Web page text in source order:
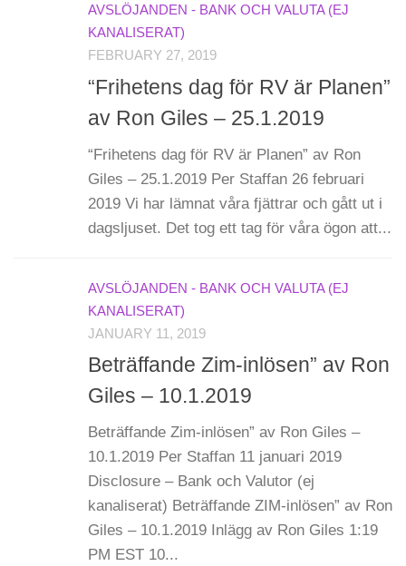
AVSLÖJANDEN - BANK OCH VALUTA (EJ
KANALISERAT)
FEBRUARY 27, 2019
“Frihetens dag för RV är Planen”
av Ron Giles – 25.1.2019
“Frihetens dag för RV är Planen” av Ron
Giles – 25.1.2019 Per Staffan 26 februari
2019 Vi har lämnat våra fjättrar och gått ut i
dagsljuset. Det tog ett tag för våra ögon att...
AVSLÖJANDEN - BANK OCH VALUTA (EJ
KANALISERAT)
JANUARY 11, 2019
Beträffande Zim-inlösen” av Ron
Giles – 10.1.2019
Beträffande Zim-inlösen” av Ron Giles –
10.1.2019 Per Staffan 11 januari 2019
Disclosure – Bank och Valutor (ej
kanaliserat) Beträffande ZIM-inlösen” av Ron
Giles – 10.1.2019 Inlägg av Ron Giles 1:19
PM EST 10...